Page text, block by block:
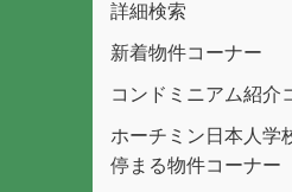
詳細検索
新着物件コーナー
コンドミニアム紹介
ホーチミン日本人学
停まる物件コーナー